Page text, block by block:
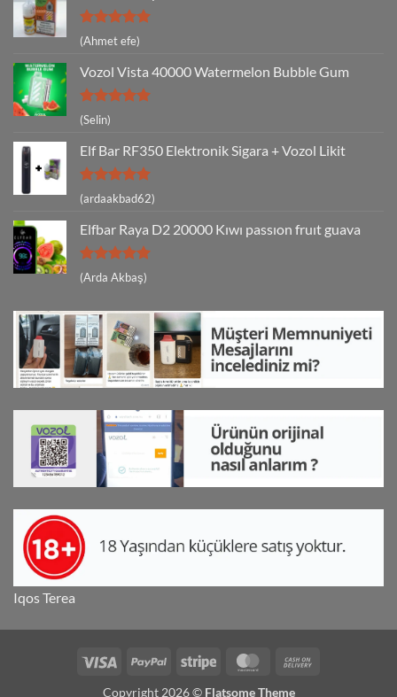
5 üzerinden
5
(Ahmet efe)
Vozol Vista 40000 Watermelon Bubble Gum
5 üzerinden
5
oy aldı
(Selin)
Elf Bar RF350 Elektronik Sigara + Vozol Likit
5 üzerinden
5
(ardaakbad62)
Elfbar Raya D2 20000 Kıwı passıon fruıt guava
5 üzerinden
5
(Arda Akbaş)
Iqos Terea
Visa PayPal Stripe MasterCard
Copyright 2026 © Flatsome Theme